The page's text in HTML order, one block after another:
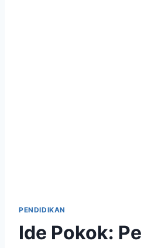
PENDIDIKAN
Ide Pokok: